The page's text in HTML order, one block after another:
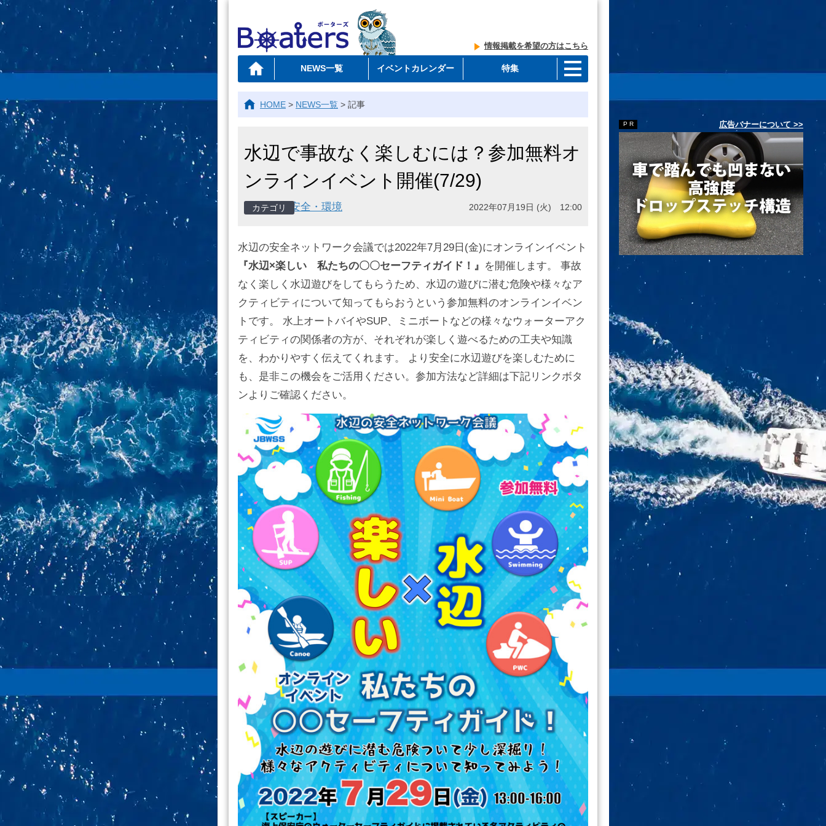
情報掲載を希望の方はこちら
NEWS一覧 イベントカレンダー 特集
広告バナーについて >>
HOME > NEWS一覧 > 記事
水辺で事故なく楽しむには？参加無料オ
ンラインイベント開催(7/29)
安全・環境 2022年07月19日 (火) 12:00
水辺の安全ネットワーク会議では2022年7月29日(金)にオンラインイベント
『水辺×楽しい 私たちの〇〇セーフティガイド！』 を開催します。 事故
なく楽しく水辺遊びをしてもらうため、水辺の遊びに潜む危険や様々なア
クティビティについて知ってもらおうという参加無料のオンラインイベン
トです。 水上オートバイやSUP、ミニボートなどの様々なウォーターアク
ティビティの関係者の方が、それぞれが楽しく遊べるための工夫や知識
を、わかりやすく伝えてくれます。 より安全に水辺遊びを楽しむために
も、是非この機会をご活用ください。参加方法など詳細は下記リンクボタ
ンよりご確認ください。